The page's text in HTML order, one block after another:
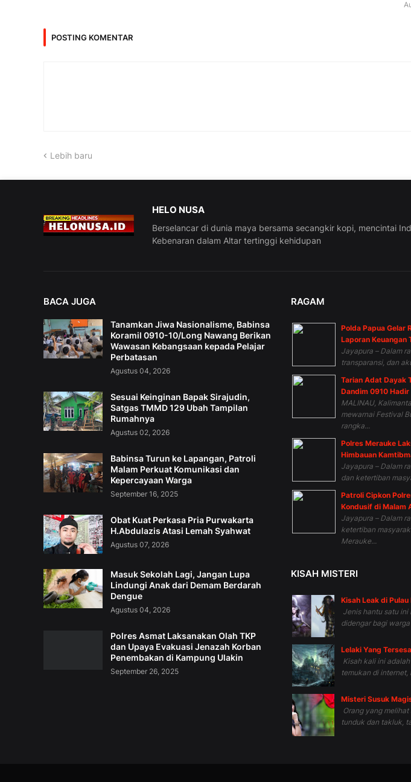
POSTING KOMENTAR
Lebih baru
HELO NUSA
Berselancar di dunia maya bersama secangkir kopi, mencintai
Kebenaran dalam Altar tertinggi kehidupan
BACA JUGA
Tanamkan Jiwa Nasionalisme, Babinsa
Koramil 0910-10/Long Nawang Berikan
Wawasan Kebangsaan kepada Pelajar
Perbatasan
Agustus 04, 2026
Sesuai Keinginan Bapak Sirajudin,
Satgas TMMD 129 Ubah Tampilan
Rumahnya
Agustus 02, 2026
Babinsa Turun ke Lapangan, Patroli
Malam Perkuat Komunikasi dan
Kepercayaan Warga
September 16, 2025
Obat Kuat Perkasa Pria Purwakarta
H.Abdulazis Atasi Lemah Syahwat
Agustus 07, 2026
Masuk Sekolah Lagi, Jangan Lupa
Lindungi Anak dari Demam Berdarah
Dengue
Agustus 04, 2026
Polres Asmat Laksanakan Olah TKP
dan Upaya Evakuasi Jenazah Korban
Penembakan di Kampung Ulakin
September 26, 2025
RAGAM
Polda Papua Gelar
Laporan Keuangan
Jayapura – Dalam
transparansi, dan
Tarian Adat Dayak
Dandim 0910
MALINAU,
mewarnai Festival
rangka...
Polres Merauke
Himbauan
Jayapura – Dalam
dan ketertiban
Patroli Cipkon
Kondusif di Malam
Jayapura – Dalam
ketertiban
Merauke...
KISAH MISTERI
Kisah Leak di
Jenis hantu satu
didengar bagi
Lelaki Yang
Kisah kali ini
temukan di internet,
Misteri Susuk
Orang yang
tunduk dan takluk,